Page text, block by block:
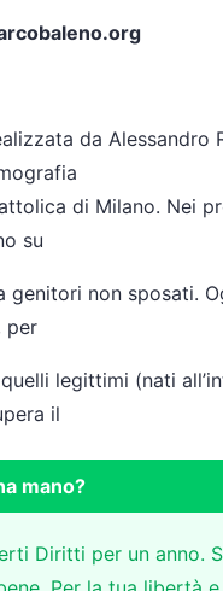
da Alessandro
di Milano. Nei
su
genitori non sposati.
per
legittimi (nati
il
mano?
Diritti per un anno.